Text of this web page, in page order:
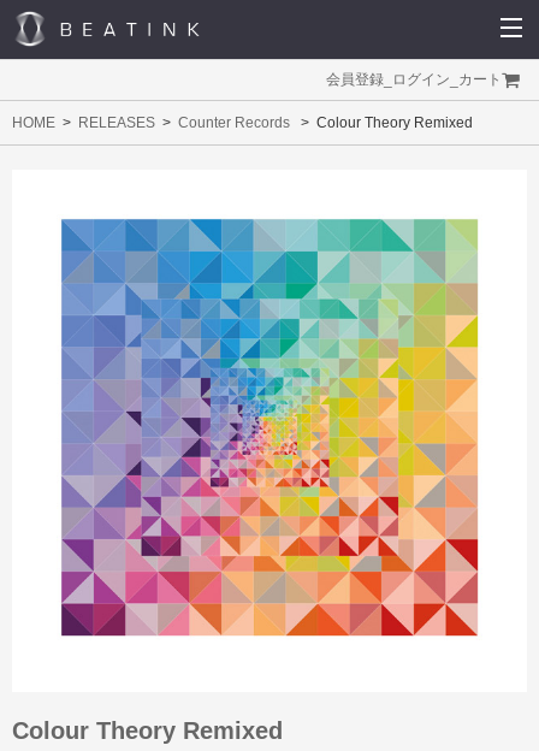
会員登録 ログイン カート
HOME RELEASES Counter Records Colour Theory Remixed
Colour Theory Remixed